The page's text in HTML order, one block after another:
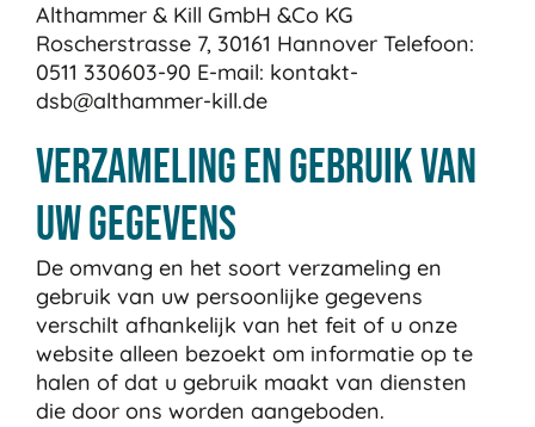
Althammer & Kill GmbH &Co KG
Roscherstrasse 7, 30161 Hannover Telefoon:
0511 330603-90 E-mail: kontakt-
dsb@althammer-kill.de
Verzameling en gebruik van
uw gegevens
De omvang en het soort verzameling en
gebruik van uw persoonlijke gegevens
verschilt afhankelijk van het feit of u onze
website alleen bezoekt om informatie op te
halen of dat u gebruik maakt van diensten
die door ons worden aangeboden.